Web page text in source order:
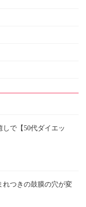
で【50代ダイエッ
れつきの鼓膜の穴が変